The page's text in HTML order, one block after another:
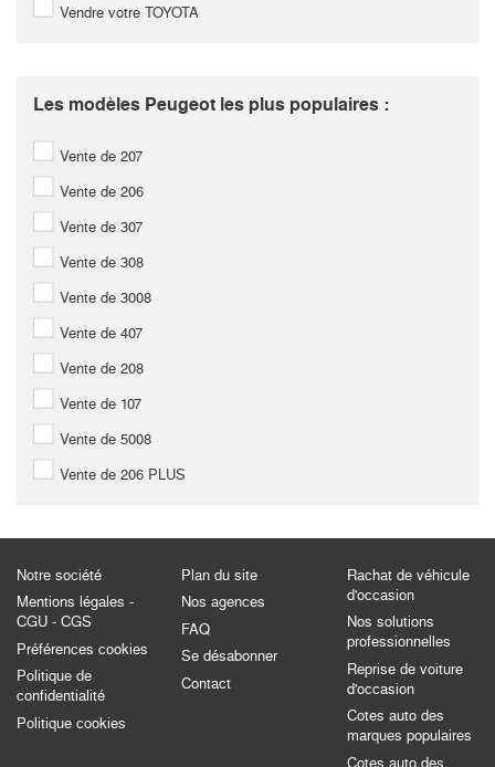
Vendre votre TOYOTA
Les modèles Peugeot les plus populaires :
Vente de 207
Vente de 206
Vente de 307
Vente de 308
Vente de 3008
Vente de 407
Vente de 208
Vente de 107
Vente de 5008
Vente de 206 PLUS
Notre société
Mentions légales -
CGU - CGS
Préférences cookies
Politique de
confidentialité
Politique cookies
Plan du site
Nos agences
FAQ
Se désabonner
Contact
Rachat de véhicule
d'occasion
Nos solutions
professionnelles
Reprise de voiture
d'occasion
Cotes auto des
marques populaires
Cotes auto des